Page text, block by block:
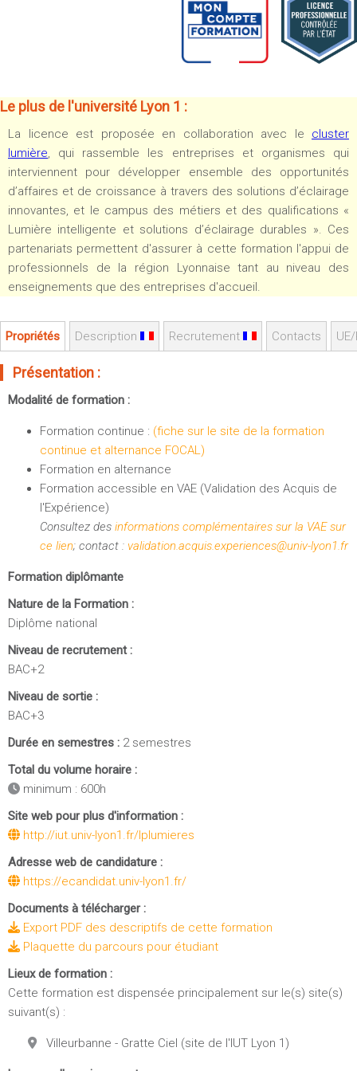
UFR FS (Chimie, Mathématique, Physique)
Informatique (Département Composante)
Fermer
Moodle
Stage et emploi
Portefeuille d'Expériences et
de Compétences
Fermer
Le plus de l'université Lyon 1 :
La licence est proposée en collaboration avec le cluster
lumière, qui rassemble les entreprises et organismes qui
interviennent pour développer ensemble des opportunités
d’affaires et de croissance à travers des solutions d’éclairage
innovantes, et le campus des métiers et des qualifications «
Lumière intelligente et solutions d’éclairage durables ». Ces
partenariats permettent d'assurer à cette formation l'appui de
professionnels de la région Lyonnaise tant au niveau des
enseignements que des entreprises d'accueil.
Propriétés Description Recrutement Contacts
Présentation :
Modalité de formation :
Formation continue : (fiche sur le site de la formation
continue et alternance FOCAL)
Formation en alternance
Formation accessible en VAE (Validation des Acquis de
l'Expérience)
Consultez des informations complémentaires sur la VAE sur
ce lien; contact : validation.acquis.experiences@univ-lyon1.fr
Formation diplômante
Nature de la Formation :
Diplôme national
Niveau de recrutement :
BAC+2
Niveau de sortie :
BAC+3
Durée en semestres : 2 semestres
Total du volume horaire :
minimum : 600h
Site web pour plus d'information :
http://iut.univ-lyon1.fr/lplumieres
Adresse web de candidature :
https://ecandidat.univ-lyon1.fr/
Documents à télécharger :
Export PDF des descriptifs de cette formation
Plaquette du parcours pour étudiant
Lieux de formation :
Cette formation est dispensée principalement sur le(s) site(s)
suivant(s) :
Villeurbanne - Gratte Ciel (site de l'IUT Lyon 1)